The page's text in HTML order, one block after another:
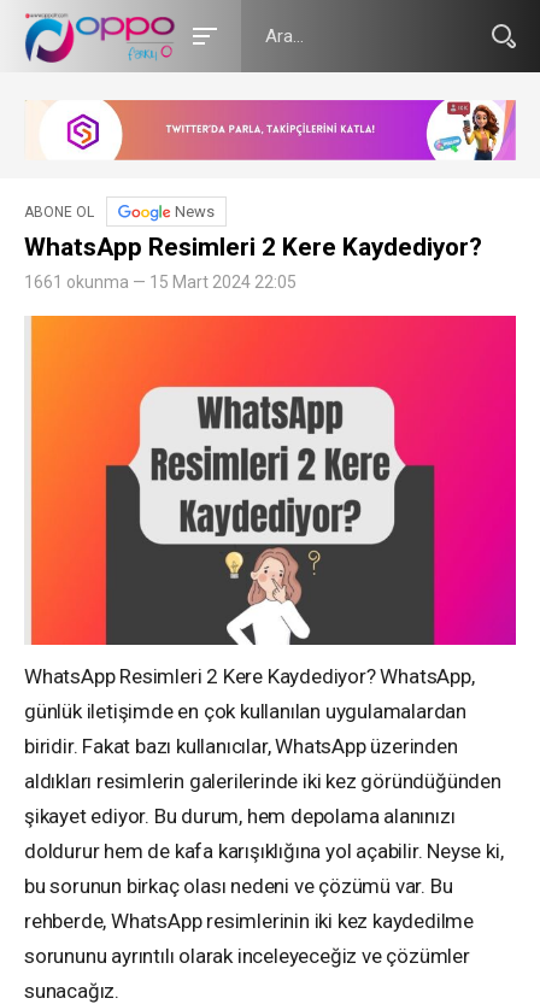
ABONE OL News
WhatsApp Resimleri 2 Kere Kaydediyor?
1661 okunma — 15 Mart 2024 22:05
WhatsApp Resimleri 2 Kere Kaydediyor? WhatsApp,
günlük iletişimde en çok kullanılan uygulamalardan
biridir. Fakat bazı kullanıcılar, WhatsApp üzerinden
aldıkları resimlerin galerilerinde iki kez göründüğünden
şikayet ediyor. Bu durum, hem depolama alanınızı
doldurur hem de kafa karışıklığına yol açabilir. Neyse ki,
bu sorunun birkaç olası nedeni ve çözümü var. Bu
rehberde, WhatsApp resimlerinin iki kez kaydedilme
sorununu ayrıntılı olarak inceleyeceğiz ve çözümler
sunacağız.